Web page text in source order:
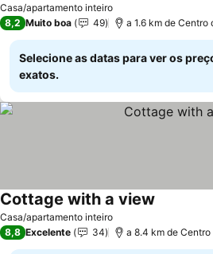
Casa/apartamento inteiro
8,2 Muito boa 49 a 1.6 km de Centro
Selecione as datas para ver os
exatos.
Casa/apartamento inteiro
Cottage with a view
8,8 Excelente 34 a 8.4 km de